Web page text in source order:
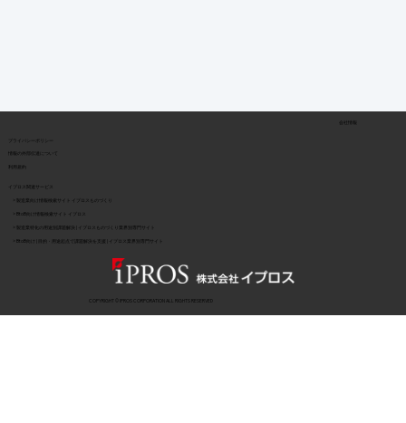
​情報の外部伝達について
会社情報
COPYRIGHT © IPROS CORPORATION ALL RIGHTS RESERVED
> 製造業特化の用途別課題解決 | イプロスものづくり業界別専門サイト
> BtoB向け情報検索サイト イプロス
> BtoB向け | 目的・用途起点で課題解決を支援 | イプロス業界別専門サイト
> 製造業向け情報検索サイト イプロスものづくり
イプロス関連サービス